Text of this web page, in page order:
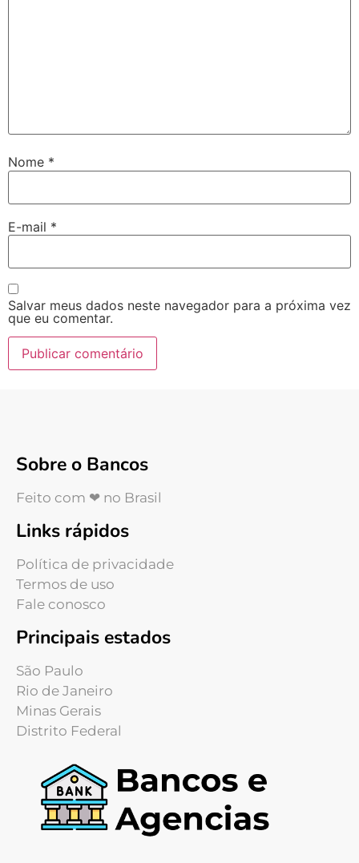
Nome *
E-mail *
Salvar meus dados neste navegador para a próxima vez
que eu comentar.
Sobre o Bancos
Feito com ❤ no Brasil
Links rápidos
Política de privacidade
Termos de uso
Fale conosco
Principais estados
São Paulo
Rio de Janeiro
Minas Gerais
Distrito Federal